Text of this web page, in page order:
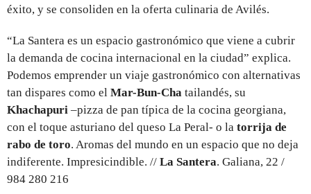
éxito, y se consoliden en la oferta culinaria de Avilés.
“La Santera es un espacio gastronómico que viene a cubrir
la demanda de cocina internacional en la ciudad” explica.
Podemos emprender un viaje gastronómico con alternativas
tan dispares como el Mar-Bun-Cha tailandés, su
Khachapuri –pizza de pan típica de la cocina georgiana,
con el toque asturiano del queso La Peral- o la torrija de
rabo de toro. Aromas del mundo en un espacio que no deja
indiferente. Impresicindible. // La Santera. Galiana, 22 /
984 280 216